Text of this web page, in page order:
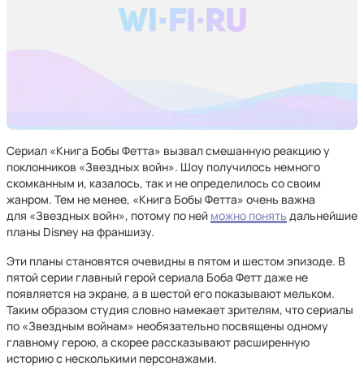
Сериал «Книга Бобы Фетта» вызвал смешанную реакцию у
поклонников «Звездных войн». Шоу получилось немного
скомканным и, казалось, так и не определилось со своим
жанром. Тем не менее, «Книга Бобы Фетта» очень важна
для «Звездных войн», потому по ней можно понять дальнейшие
планы Disney на франшизу.
Эти планы становятся очевидны в пятом и шестом эпизоде. В
пятой серии главный герой сериала Боба Фетт даже не
появляется на экране, а в шестой его показывают мельком.
Таким образом студия словно намекает зрителям, что сериалы
по «Звездным войнам» необязательно посвящены одному
главному герою, а скорее рассказывают расширенную
историю с несколькими персонажами.